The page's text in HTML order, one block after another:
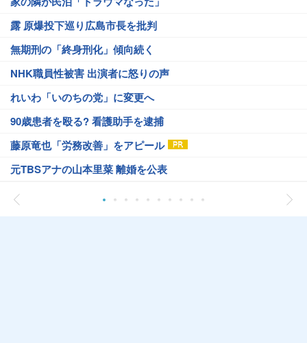
露 原爆投下巡り広島市長を批判
無期刑の「終身刑化」傾向続く
NHK職員性被害 出演者に怒りの声
れいわ「いのちの党」に変更へ
90歳患者を殴る? 看護助手を逮捕
藤原竜也「労務改善」をアピール
元TBSアナの山本里菜 離婚を公表